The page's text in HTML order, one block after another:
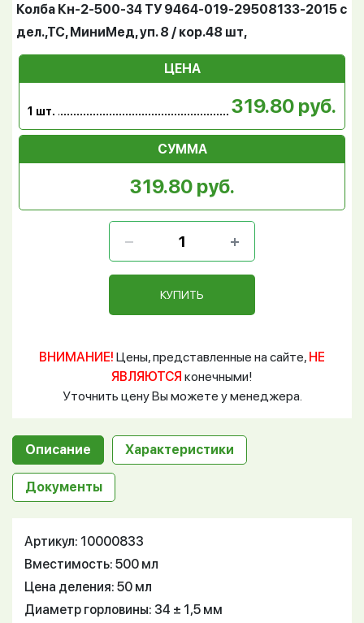
Колба Кн-2-500-34 ТУ 9464-019-29508133-2015 с
дел.,ТС, МиниМед, уп. 8 / кор.48 шт,
ЦЕНА
1 шт. 319.80 руб.
СУММА
319.80 руб.
КУПИТЬ
ВНИМАНИЕ! Цены, представленные на сайте, НЕ
ЯВЛЯЮТСЯ конечными!
Уточнить цену Вы можете у менеджера.
Описание Характеристики
Документы
Артикул: 10000833
Вместимость: 500 мл
Цена деления: 50 мл
Диаметр горловины: 34 ± 1,5 мм